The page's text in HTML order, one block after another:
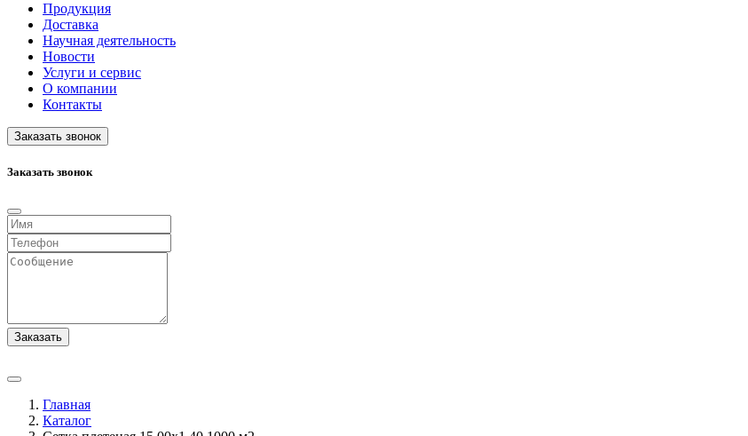
Продукция
Доставка
Научная деятельность
Новости
Услуги и сервис
О компании
Контакты
Заказать звонок
Заказать звонок
Заказать
Главная
Каталог